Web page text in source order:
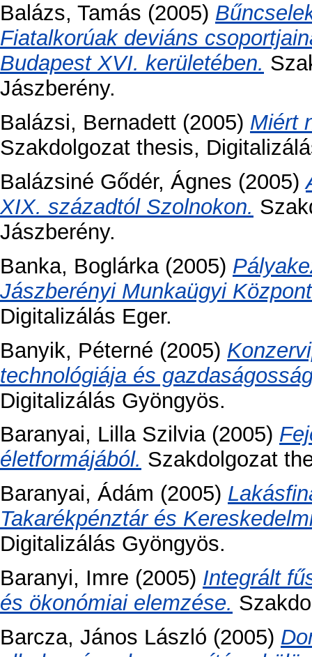
Balázs, Tamás (2005)
Fiatalkorúak deviáns
Budapest XVI. kerületében.
Jászberény.
Balázsi, Bernadett (2005) Miért
Szakdolgozat thesis,
Balázsiné Gődér, Ágnes (2005)
XIX. századtól Szolnokon.
Jászberény.
Banka, Boglárka(2005)
Jászberényi Munkaügyi
Digitalizálás Eger.
Banyik, Péterné (2005)
technológiája és
Digitalizálás Gyöngyös.
Baranyai, Lilla Szilvia(2005)
életformájából. Szakdolgozat
Baranyai, Ádám (2005)
Takarékpénztár és
Digitalizálás Gyöngyös.
Baranyi, Imre (2005) Integrált
és ökonómiai elemzése.
Barcza, János László (2005)